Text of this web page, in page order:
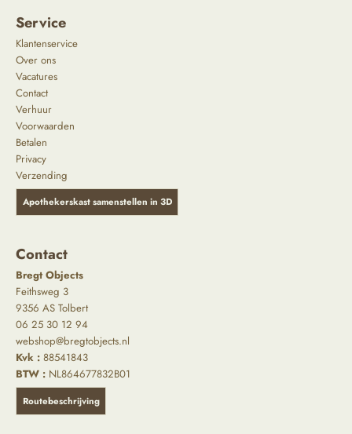
Service
Klantenservice
Over ons
Vacatures
Contact
Verhuur
Voorwaarden
Betalen
Privacy
Verzending
Apothekerskast samenstellen in 3D
Contact
Bregt Objects
Feithsweg 3
9356 AS Tolbert
06 25 30 12 94
webshop@bregtobjects.nl
Kvk : 88541843
BTW : NL864677832B01
Routebeschrijving